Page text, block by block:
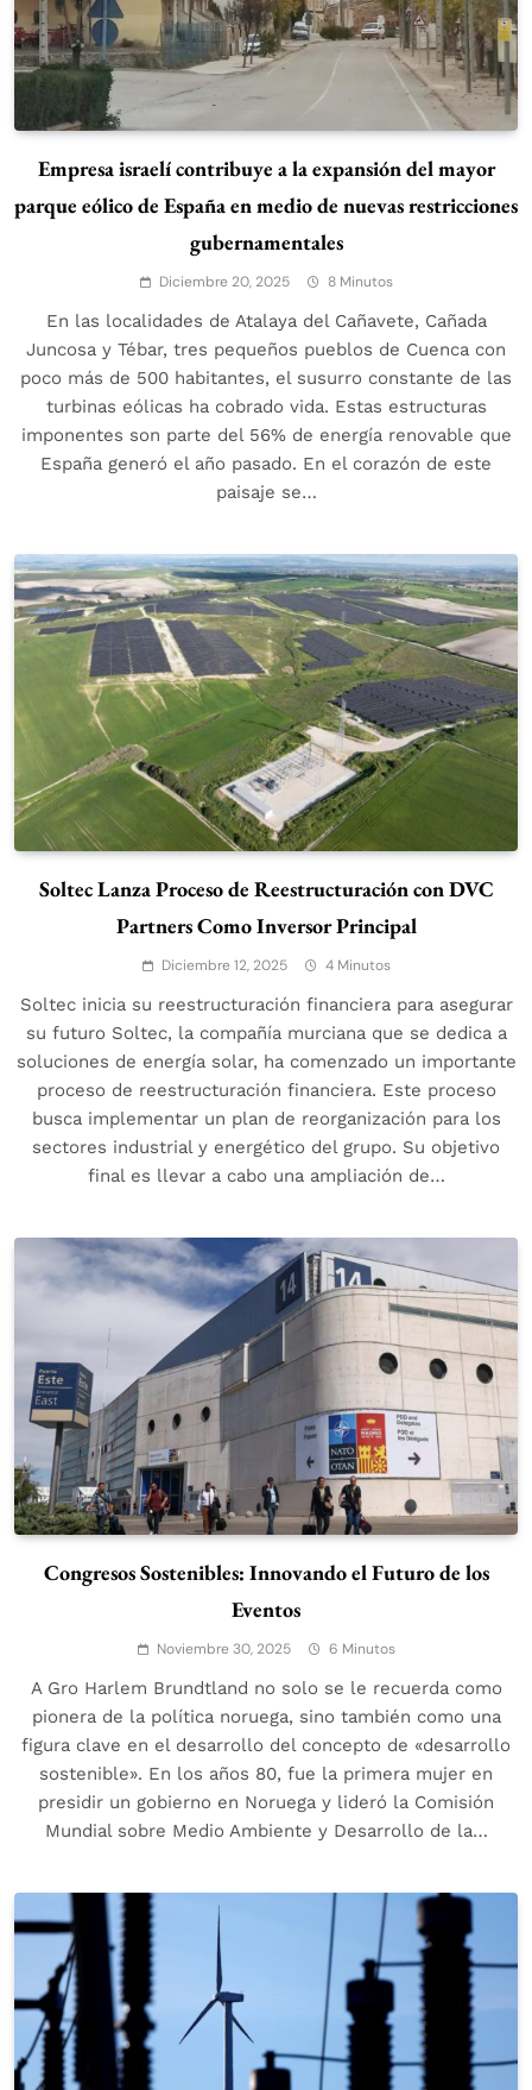
Empresa israelí contribuye a la expansión del mayor
parque eólico de España en medio de nuevas restricciones
gubernamentales
Diciembre 20, 2025 8 Minutos
En las localidades de Atalaya del Cañavete, Cañada
Juncosa y Tébar, tres pequeños pueblos de Cuenca con
poco más de 500 habitantes, el susurro constante de las
turbinas eólicas ha cobrado vida. Estas estructuras
imponentes son parte del 56% de energía renovable que
España generó el año pasado. En el corazón de este
paisaje se…
Soltec Lanza Proceso de Reestructuración con DVC
Partners Como Inversor Principal
Diciembre 12, 2025 4 Minutos
Soltec inicia su reestructuración financiera para asegurar
su futuro Soltec, la compañía murciana que se dedica a
soluciones de energía solar, ha comenzado un importante
proceso de reestructuración financiera. Este proceso
busca implementar un plan de reorganización para los
sectores industrial y energético del grupo. Su objetivo
final es llevar a cabo una ampliación de…
Congresos Sostenibles: Innovando el Futuro de los
Eventos
Noviembre 30, 2025 6 Minutos
A Gro Harlem Brundtland no solo se le recuerda como
pionera de la política noruega, sino también como una
figura clave en el desarrollo del concepto de «desarrollo
sostenible». En los años 80, fue la primera mujer en
presidir un gobierno en Noruega y lideró la Comisión
Mundial sobre Medio Ambiente y Desarrollo de la…